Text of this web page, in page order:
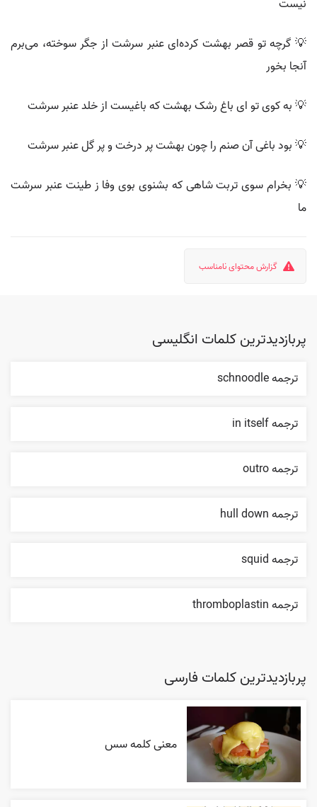
نیست
💡 گرچه تو قصر بهشت کرده‌ای عنبر سرشت از جگر سوخته‌، می‌برم
آنجا بخور
💡 به کوی تو ای باغ رشک بهشت که باغیست از خلد عنبر سرشت
💡 بود باغی آن صنم را چون بهشت پر درخت و پر گل عنبر سرشت
💡 بخرام سوی تربت شاهی که بشنوی بوی وفا ز طینت عنبر سرشت
ما
گزارش محتوای نامناسب
پربازدیدترین کلمات انگلیسی
ترجمه schnoodle
ترجمه in itself
ترجمه outro
ترجمه hull down
ترجمه squid
ترجمه thromboplastin
پربازدیدترین کلمات فارسی
معنی کلمه سس